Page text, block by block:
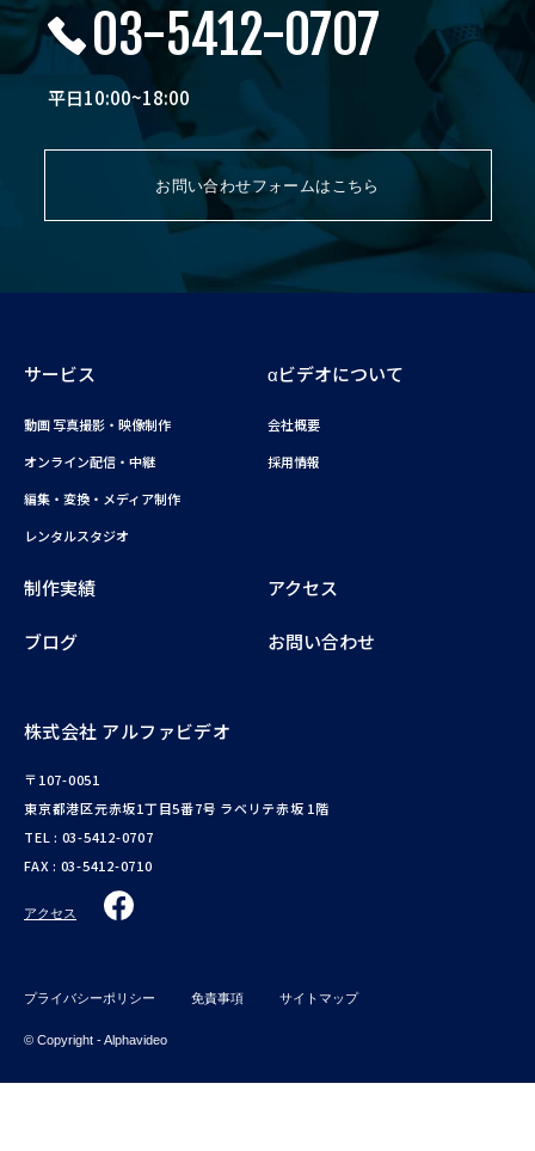
03-5412-0707
平日10:00~18:00
お問い合わせフォームはこちら
サービス
動画 写真撮影・映像制作
オンライン配信・中継
編集・変換・メディア制作
レンタルスタジオ
αビデオについて
会社概要
採用情報
制作実績 アクセス
ブログ お問い合わせ
株式会社 アルファビデオ
〒107-0051
東京都港区元赤坂1丁目5番7号 ラベリテ赤坂 1階
TEL : 03-5412-0707
FAX : 03-5412-0710
アクセス
プライバシーポリシー 免責事項 サイトマップ
© Copyright - Alphavideo